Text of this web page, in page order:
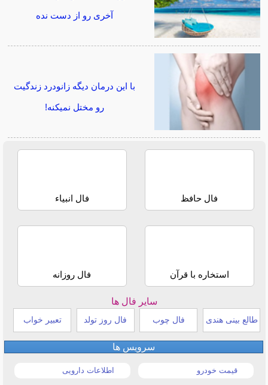
آخری رو از دست نده
با این درمان دیگه زانودرد زندگیت
رو مختل نمیکنه!
فال حافظ فال انبیاء
استخاره با قرآن فال روزانه
سایر فال ها
طالع بینی هندی فال چوب فال روز تولد تعبیر خواب
سرویس ها
قیمت خودرو اطلاعات دارویی